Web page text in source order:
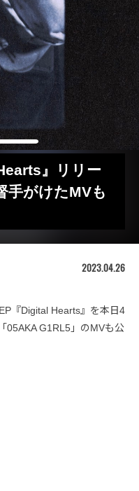
』リリー
がけたMVも
2023.04.26
『Digital Hearts』を本日4
05AKA G1RL5」のMVも公